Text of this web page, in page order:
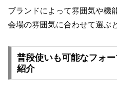
ブランドによって雰囲気や機
会場の雰囲気に合わせて選ぶ
普段使いも可能なフォ
紹介